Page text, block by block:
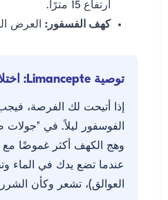
ارتفاع 15 مترًا.
كهف الفسفور: العرض
توصية Limancepte: اختلاف الجولة الليلية
إذا أتيحت لك الفرصة،
الفوسفور ليلاً. في "جولات
وهج الكهف أكثر غموضًا
عندما تضع يدك في الماء
العوالق)، تشعر وكأن